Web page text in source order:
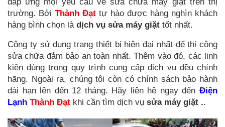
trường. BởiThành Đạt tự hào được hàng nghìn khách
hàng bình chọn là dịch vụ sửa máy giặt tốt nhất.
Công ty sử dụng trang thiết bị hiện đại nhất để thi công
sửa chữa đảm bảo an toàn nhất. Thêm vào đó, các linh
kiện dùng trong quy trình cung cấp dịch vụ đều chính
hãng. Ngoài ra, chúng tôi còn có chính sách bảo hành
dài hạn lên đến 12 tháng. Hãy liên hệ ngay đến Điện
Lạnh Thành Đạt khi cần tìm dịch vụ sửa máy giặt ..